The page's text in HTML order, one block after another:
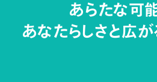
あらたな可
あなたらしさと広が